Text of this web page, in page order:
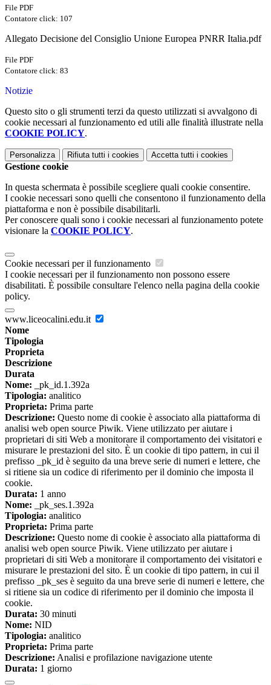
File PDF
Contatore click: 107
Allegato Decisione del Consiglio Unione Europea PNRR Italia.pdf
File PDF
Contatore click: 83
Notizie
Questo sito o gli strumenti terzi da questo utilizzati si avvalgono di
cookie necessari al funzionamento ed utili alle finalità illustrate nella
COOKIE POLICY.
Personalizza Rifiuta tutti i cookies Accetta tutti i cookies
Gestione cookie
In questa schermata è possibile scegliere quali cookie consentire.
I cookie necessari sono quelli che consentono il funzionamento della
piattaforma e non è possibile disabilitarli.
Per conoscere quali sono i cookie necessari al funzionamento potete
visionare la COOKIE POLICY.
Cookie necessari per il funzionamento
I cookie necessari per il funzionamento non possono essere
disabilitati. È possibile consultare l'elenco nella pagina della cookie
policy.
www.liceocalini.edu.it
Nome
Tipologia
Proprieta
Descrizione
Durata
Nome: _pk_id.1.392a
Tipologia: analitico
Proprieta: Prima parte
Descrizione: Questo nome di cookie è associato alla piattaforma di
analisi web open source Piwik. Viene utilizzato per aiutare i
proprietari di siti Web a monitorare il comportamento dei visitatori e
misurare le prestazioni del sito. È un cookie di tipo pattern, in cui il
prefisso _pk_id è seguito da una breve serie di numeri e lettere, che
si ritiene sia un codice di riferimento per il dominio che imposta il
cookie.
Durata: 1 anno
Nome: _pk_ses.1.392a
Tipologia: analitico
Proprieta: Prima parte
Descrizione: Questo nome di cookie è associato alla piattaforma di
analisi web open source Piwik. Viene utilizzato per aiutare i
proprietari di siti Web a monitorare il comportamento dei visitatori e
misurare le prestazioni del sito. È un cookie di tipo pattern, in cui il
prefisso _pk_ses è seguito da una breve serie di numeri e lettere, che
si ritiene sia un codice di riferimento per il dominio che imposta il
cookie.
Durata: 30 minuti
Nome: NID
Tipologia: analitico
Proprieta: Prima parte
Descrizione: Analisi e profilazione navigazione utente
Durata: 1 giorno